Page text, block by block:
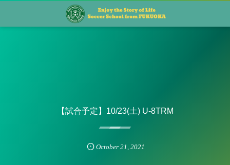
【試合予定】10/23(土) U-8TRM
October 21 ,2021